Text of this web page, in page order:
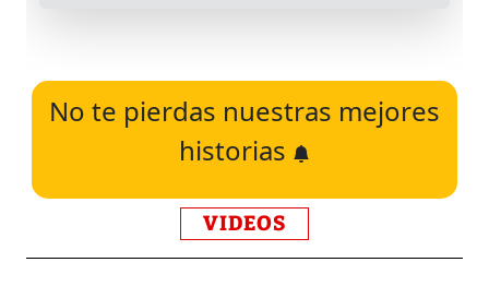
No te pierdas nuestras mejores
historias
VIDEOS